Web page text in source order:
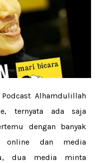
Alhamdulillah
ternyata ada saja
dengan banyak
dan media
dua media minta